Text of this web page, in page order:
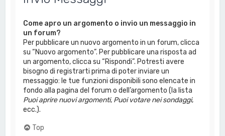
Come apro un argomento o invio un messaggio in
un forum?
Per pubblicare un nuovo argomento in un forum, clicca
su “Nuovo argomento”. Per pubblicare una risposta ad
un argomento, clicca su “Rispondi”. Potresti avere
bisogno di registrarti prima di poter inviare un
messaggio: le tue funzioni disponibili sono elencate in
fondo alla pagina del forum o dell’argomento (la lista
Puoi aprire nuovi argomenti, Puoi votare nei sondaggi,
ecc.).
Top